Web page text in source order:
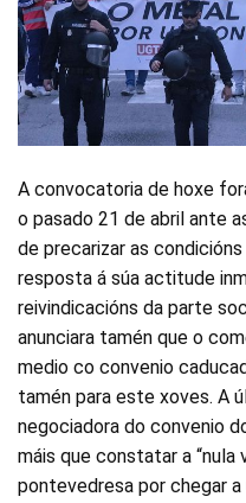
A convocatoria de hoxe
o pasado 21 de abril ante
de precarizar as
resposta á súa actitude
reivindicacións da parte
anunciara tamén que o
medio co convenio
tamén para este xoves. A
negociadora do convenio
máis que constatar a “nula
pontevedresa por chegar a